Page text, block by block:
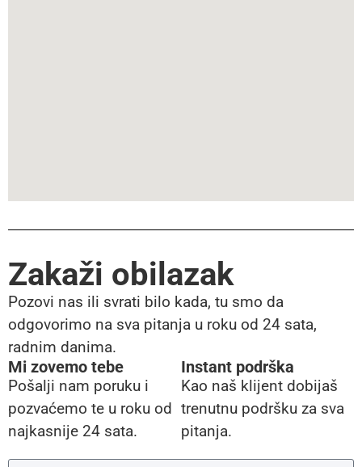
Zakaži obilazak
Pozovi nas ili svrati bilo kada, tu smo da
odgovorimo na sva pitanja u roku od 24 sata,
radnim danima.
Mi zovemo tebe
Pošalji nam poruku i
pozvaćemo te u roku od
najkasnije 24 sata.
Instant podrška
Kao naš klijent dobijaš
trenutnu podršku za sva
pitanja.